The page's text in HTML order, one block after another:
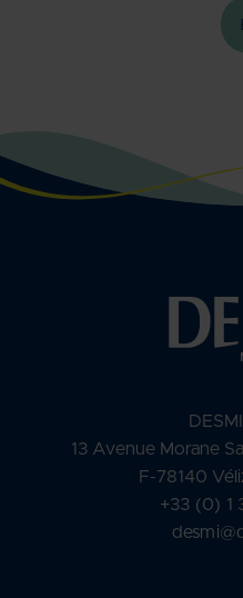
13 Avenue Morane
F-78140
+33 (0) 1